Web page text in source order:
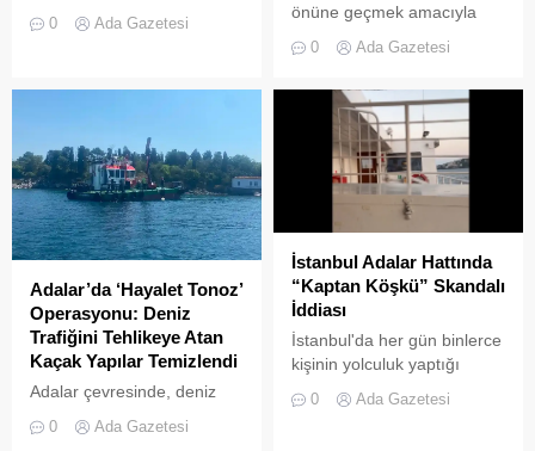
Sonbahar göçüne başlayan
leylek sürülerinin Adalar
İstanbul’da, yüzlerce
leyleğin Adalar
semalarındaki süzülüşü cep
telefonu kameralarına
yansıdı. Marmara Denizi ve
gökyüzünde süzülen
devasa leylek sürüsü,
izleyenlere adeta görsel bir
şölen sundu. Sürüler
halinde termal hava...
0 Ada Gazetesi
önüne geçmek amacıyla
kiralama yasağı” adeta hiçe
yansıyan son görüntüler,
yasağın delindiğini ve
denetimlerin yetersiz
kaldığını bir kez daha gözler
önüne serdi. Adalar’da
UKOME (Ulaşım
Koordinasyon Merkezi)
kararları doğrultusunda
ticari amaçlı elektrikli bisiklet
ve scooter kiralama
faaliyetleri yasaklanmış
durumda....
0 Ada Gazetesi
Adalar’da ‘Hayalet Tonoz’
Operasyonu: Deniz
Trafiğini Tehlikeye Atan
Kaçak Yapılar Temizlendi
Adalar çevresinde, deniz
çevre kirliliğine neden olan
0 Ada Gazetesi
İstanbul Adalar Hattında
“Kaptan Köşkü” Skandalı
İddiası
İstanbul'da her gün binlerce
kişinin yolculuk yaptığı
görüntüler "bu kadarına da
0 Ada Gazetesi